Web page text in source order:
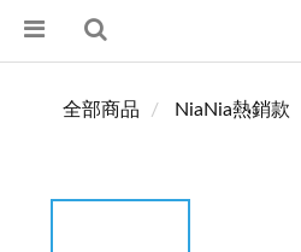
全部商品 NiaNia熱銷款